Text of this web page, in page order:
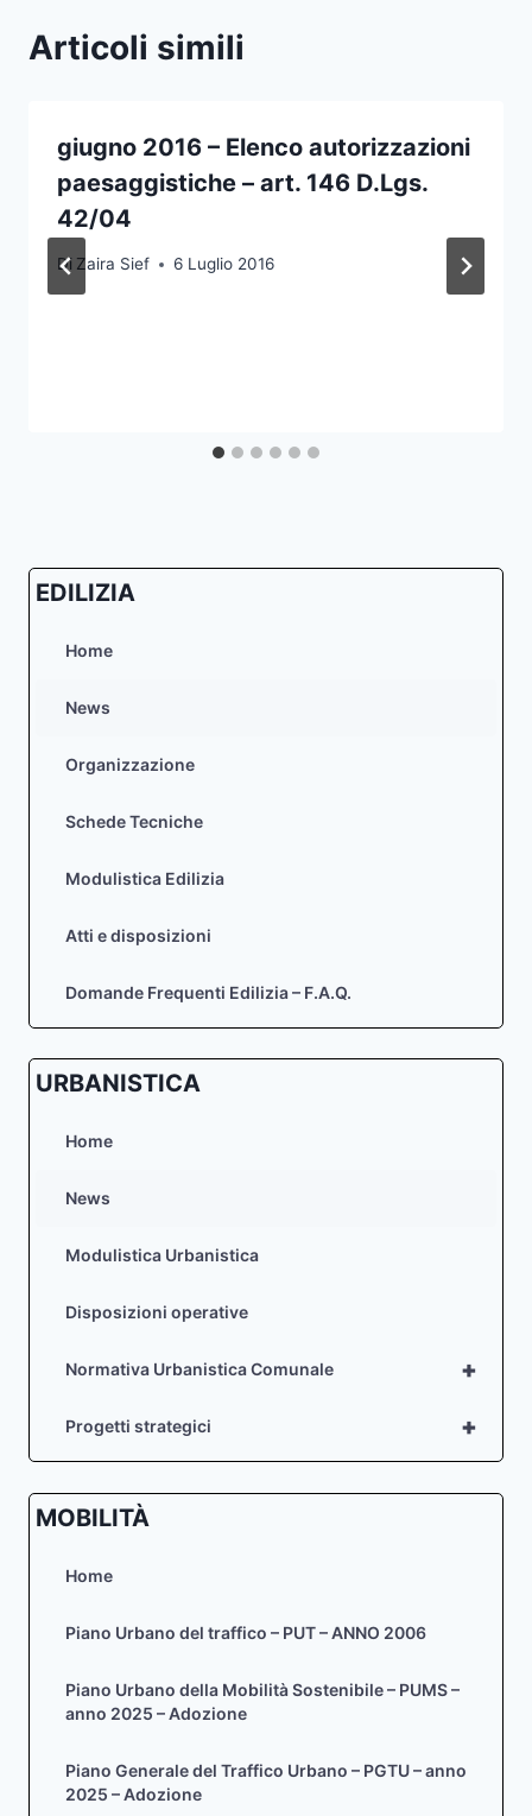
Articoli simili
giugno 2016 – Elenco autorizzazioni
paesaggistiche – art. 146 D.Lgs.
42/04
Di Zaira Sief 6 Luglio 2016
EDILIZIA
Home
News
Organizzazione
Schede Tecniche
Modulistica Edilizia
Atti e disposizioni
Domande Frequenti Edilizia – F.A.Q.
URBANISTICA
Home
News
Modulistica Urbanistica
Disposizioni operative
+
Normativa Urbanistica Comunale
+
Progetti strategici
MOBILITÀ
Home
Piano Urbano del traffico – PUT – ANNO 2006
Piano Urbano della Mobilità Sostenibile – PUMS –
anno 2025 – Adozione
Piano Generale del Traffico Urbano – PGTU – anno
2025 – Adozione